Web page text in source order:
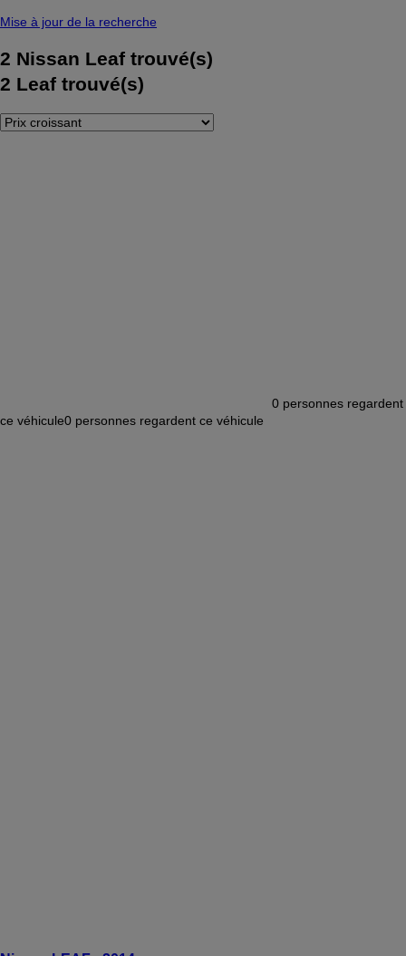
Mise à jour de la recherche
2 Nissan Leaf trouvé(s)
2 Leaf trouvé(s)
0 personnes regardent
ce véhicule0 personnes regardent ce véhicule